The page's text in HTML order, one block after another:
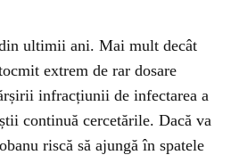
ultimii ani. Mai mult decât
extrem de rar dosare
infracțiunii de infectarea a
continuă cercetările. Dacă va
riscă să ajungă în spatele